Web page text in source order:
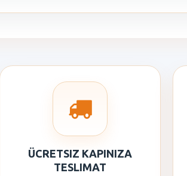
ÜCRETSIZ KAPINIZA
TESLIMAT